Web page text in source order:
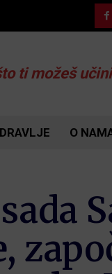
ti možeš
O